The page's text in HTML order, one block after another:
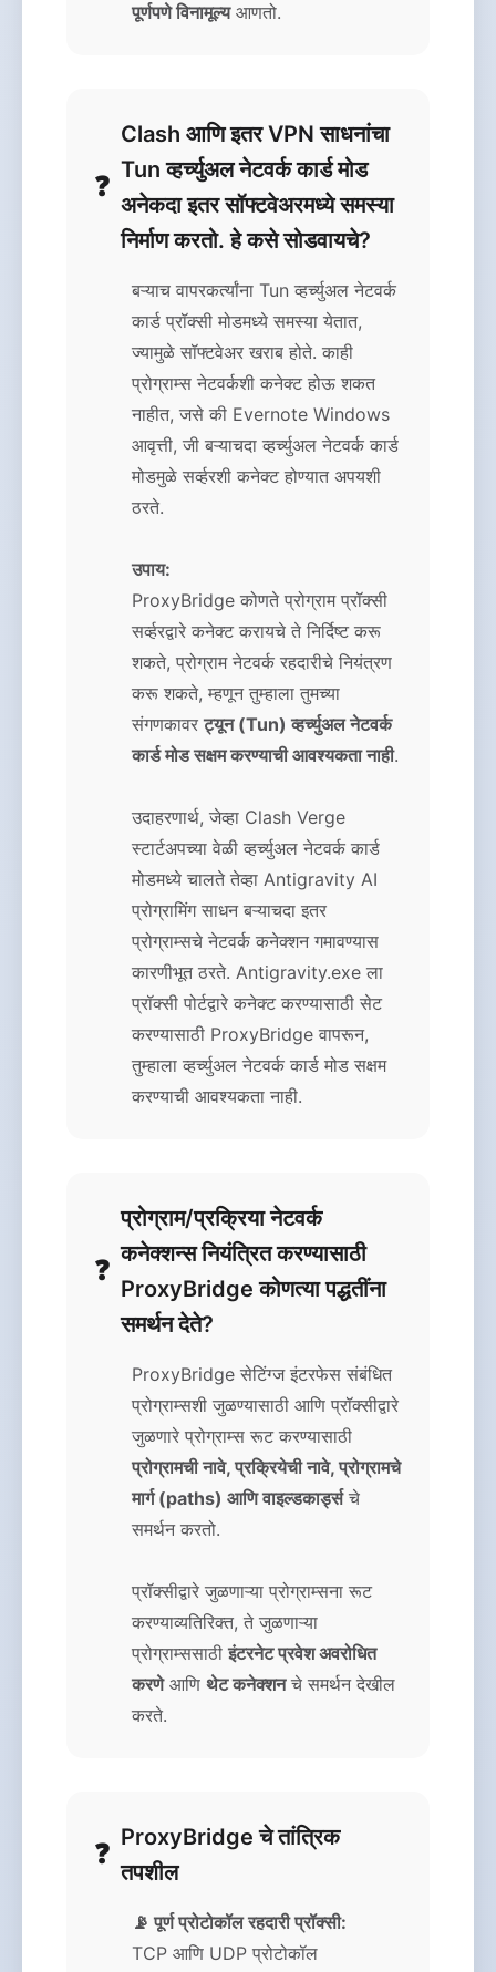
पूर्णपणे विनामूल्यआणतो.
Clash आणि इतर VPN साधनांचा
Tun व्हर्च्युअल नेटवर्क कार्ड मोड
अनेकदा इतर सॉफ्टवेअरमध्ये समस्या
निर्माण करतो. हे कसे सोडवायचे?
बऱ्याच वापरकर्त्यांना Tun व्हर्च्युअल नेटवर्क
कार्ड प्रॉक्सी मोडमध्ये समस्या येतात,
ज्यामुळे सॉफ्टवेअर खराब होते. काही
प्रोग्राम्स नेटवर्कशी कनेक्ट होऊ शकत
नाहीत, जसे की Evernote Windows
आवृत्ती, जी बऱ्याचदा व्हर्च्युअल नेटवर्क कार्ड
मोडमुळे सर्व्हरशी कनेक्ट होण्यात अपयशी
ठरते.
उपाय:
ProxyBridge कोणते प्रोग्राम प्रॉक्सी
सर्व्हरद्वारे कनेक्ट करायचे ते निर्दिष्ट करू
शकते, प्रोग्राम नेटवर्क रहदारीचे नियंत्रण
करू शकते, म्हणून तुम्हाला तुमच्या
संगणकावरट्यून (Tun) व्हर्च्युअल नेटवर्क
कार्ड मोड सक्षम करण्याची आवश्यकता नाही.
उदाहरणार्थ, जेव्हा Clash Verge
स्टार्टअपच्या वेळी व्हर्च्युअल नेटवर्क कार्ड
मोडमध्ये चालते तेव्हा Antigravity AI
प्रोग्रामिंग साधन बऱ्याचदा इतर
प्रोग्राम्सचे नेटवर्क कनेक्शन गमावण्यास
कारणीभूत ठरते. Antigravity.exe ला
प्रॉक्सी पोर्टद्वारे कनेक्ट करण्यासाठी सेट
करण्यासाठी ProxyBridge वापरून,
तुम्हाला व्हर्च्युअल नेटवर्क कार्ड मोड सक्षम
करण्याची आवश्यकता नाही.
प्रोग्राम/प्रक्रिया नेटवर्क
कनेक्शन्स नियंत्रित करण्यासाठी
ProxyBridge कोणत्या पद्धतींना
समर्थन देते?
ProxyBridge सेटिंग्ज इंटरफेस संबंधित
प्रोग्राम्सशी जुळण्यासाठी आणि प्रॉक्सीद्वारे
जुळणारे प्रोग्राम्स रूट करण्यासाठी
प्रोग्रामची नावे, प्रक्रियेची नावे, प्रोग्रामचे
मार्ग (paths) आणि वाइल्डकार्ड्सचे
समर्थन करतो.
प्रॉक्सीद्वारे जुळणाऱ्या प्रोग्राम्सना रूट
करण्याव्यतिरिक्त, ते जुळणाऱ्या
प्रोग्राम्ससाठीइंटरनेट प्रवेश अवरोधित
करणेआणि थेट कनेक्शनचे समर्थन देखील
करते.
ProxyBridge चे तांत्रिक
तपशील
📡 पूर्ण प्रोटोकॉल रहदारी प्रॉक्सी:
TCP आणि UDP प्रोटोकॉल